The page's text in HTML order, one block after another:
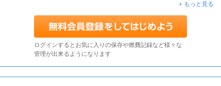
もっと見る
ログインするとお気に入りの保存や燃費記録など様々な
管理が出来るようになります